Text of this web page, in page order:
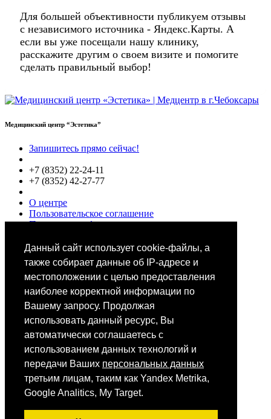
Данный сайт использует cookie-файлы, а
также собирает данные об IP-адресе и
местоположении с целью предоставления
наиболее корректной информации по
Вашему запросу. Продолжая
использовать данный ресурс, Вы
автоматически соглашаетесь с
использованием данных технологий и
передачи Ваших персональных данных
третьим лицам, таким как Yandex Metrika,
Google Analitics, My Target.
Для большей объективности публикуем отзывы
с независимого источника - Яндекс.Карты. А
если вы уже посещали нашу клинику,
расскажите другим о своем визите и помогите
сделать правильный выбор!
Медицинский центр “Эстетика”
Запишитесь прямо сейчас!
+7 (8352) 22-24-11
+7 (8352) 42-27-77
О центре
Пользовательское соглашение
Политики конфиденциальности
Специалисты
Выбор звезд
Мобильное приложение
Android iOS
App Store